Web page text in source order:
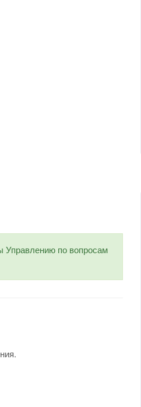
по вопросам